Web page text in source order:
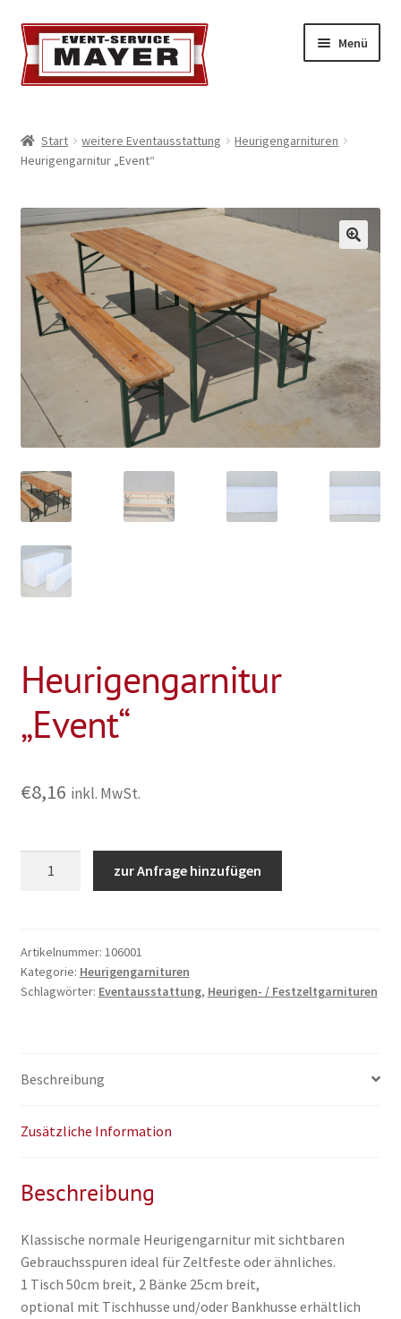
Menü
Event-Service
Standort & Öffnungszeiten
Impressionen
Kontakt & Feedback
Impressum
Geschäftsbedingungen
Start weitere Eventausstattung
Heurigengarnituren
Heurigengarnitur „Event“
Heurigengarnitur
„Event“
€8,16 inkl. MwSt.
zur Anfrage hinzufügen
Artikelnummer: 106001
Kategorie: Heurigengarnituren
Schlagwörter: Eventausstattung, Heurigen- / Festzeltgarnituren
Beschreibung
Zusätzliche Information
Beschreibung
Klassische normale Heurigengarnitur mit sichtbaren
Gebrauchsspuren ideal für Zeltfeste oder ähnliches.
1 Tisch 50cm breit, 2 Bänke 25cm breit,
optional mit Tischhusse und/oder Bankhusse erhältlich